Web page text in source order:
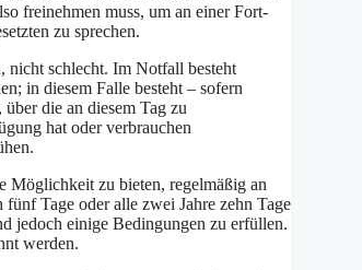
freinehmen muss, um an einer Fort-
zu sprechen.
nicht schlecht. Im Notfall besteht
in diesem Falle besteht – sofern
die an diesem Tag zu
hat oder verbrauchen
Möglichkeit zu bieten, regelmäßig an
Tage oder alle zwei Jahre zehn Tage
jedoch einige Bedingungen zu erfüllen.
werden.